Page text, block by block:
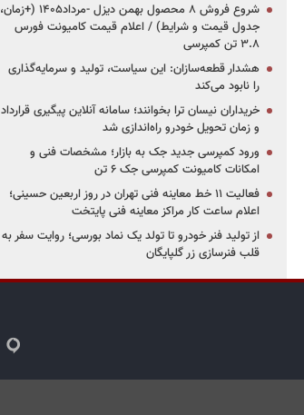
شروع فروش ۸ محصول بهمن دیزل -مرداد۱۴۰۵ (+زمان،
جدول قیمت و شرایط) / اعلام قیمت کامیونت فورس
۳.۸ تن کمپرسی
هشدار قطعه‌سازان: این سیاست، تولید و سرمایه‌گذاری
را نابود می‌کند
خریداران نیسان ترا بخوانند؛ سامانه آنلاین پیگیری قرارداد
و زمان تحویل خودرو راه‌اندازی شد
ورود کمپرسی جدید جک به بازار؛ مشخصات فنی و
امکانات کامیونت کمپرسی جک ۶ تن
فعالیت ۱۱ خط معاینه فنی تهران در روز اربعین حسینی؛
اعلام ساعت کار مراکز معاینه فنی پایتخت
از تولید فنر خودرو تا تولد یک نماد بورسی؛ روایت سفر به
قلب فنرسازی زر گلپایگان